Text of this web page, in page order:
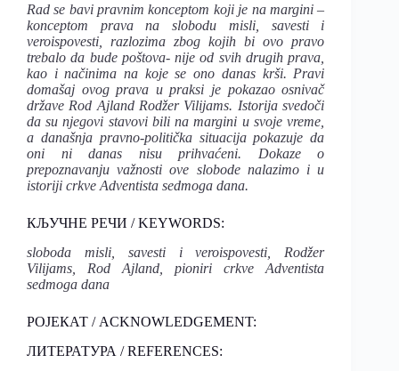
Rad se bavi pravnim konceptom koji je na margini –
konceptom prava na slobodu misli, savesti i
veroispovesti, razlozima zbog kojih bi ovo pravo
trebalo da bude poštova- nije od svih drugih prava,
kao i načinima na koje se ono danas krši. Pravi
domašaj ovog prava u praksi je pokazao osnivač
države Rod Ajland Rodžer Vilijams. Istorija svedoči
da su njegovi stavovi bili na margini u svoje vreme,
a današnja pravno-politička situacija pokazuje da
oni ni danas nisu prihvaćeni. Dokaze o
prepoznavanju važnosti ove slobode nalazimo i u
istoriji crkve Adventista sedmoga dana.
КЉУЧНЕ РЕЧИ / KEYWORDS:
sloboda misli, savesti i veroispovesti, Rodžer
Vilijams, Rod Ajland,pioniri crkve Adventista
sedmoga dana
РОЈЕКАТ / ACKNOWLEDGEMENT:
ЛИТЕРАТУРА / REFERENCES: